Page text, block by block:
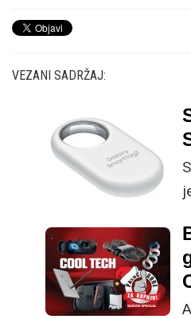
VEZANI SADRŽAJ: